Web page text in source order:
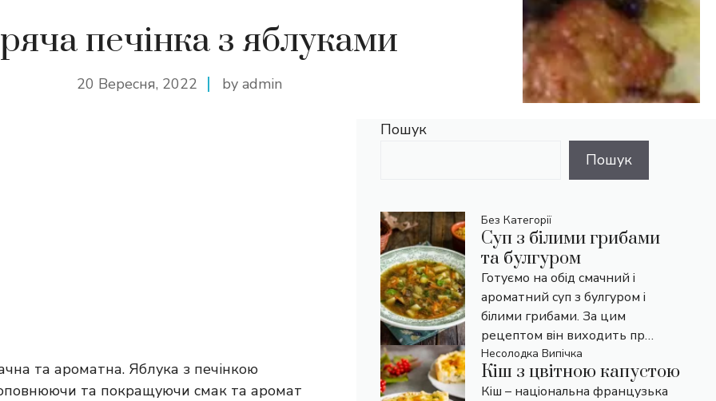
печінка з яблуками
20 Вересня, 2022 by admin
та ароматна. Яблука з печінкою
та покращуючи смак та аромат
Пошук
Пошук
Без Категорії
Суп з білими грибами
та булгуром
Готуємо на обід смачний і
ароматний суп з булгуром і
білими грибами. За цим
рецептом він виходить пр…
Несолодка Випічка
Кіш з цвітною капустою
Кіш – національна французька